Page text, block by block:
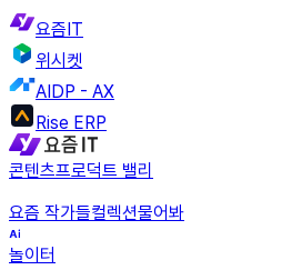
요즘IT
위시켓
AIDP - AX
Rise ERP
콘텐츠프로덕트 밸리
요즘 작가들컬렉션물어봐
놀이터